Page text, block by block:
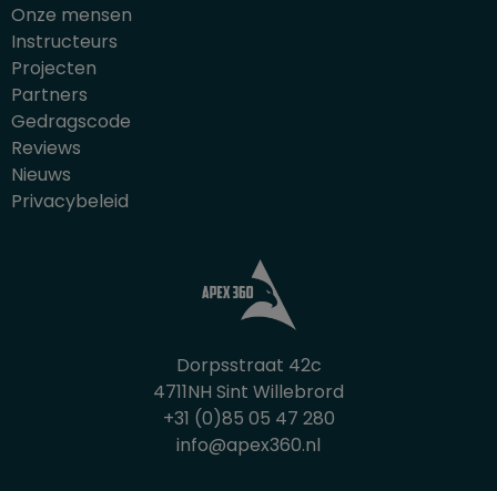
Onze mensen
Instructeurs
Projecten
Partners
Gedragscode
Reviews
Nieuws
Privacybeleid
Dorpsstraat 42c
4711NH Sint Willebrord
+31 (0)85 05 47 280
info@apex360.nl